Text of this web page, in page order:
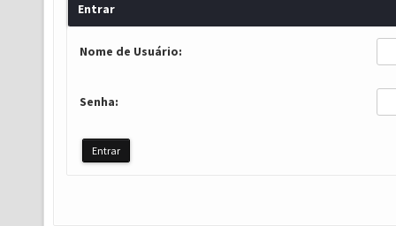
Entrar
Nome de Usuário:
Senha: